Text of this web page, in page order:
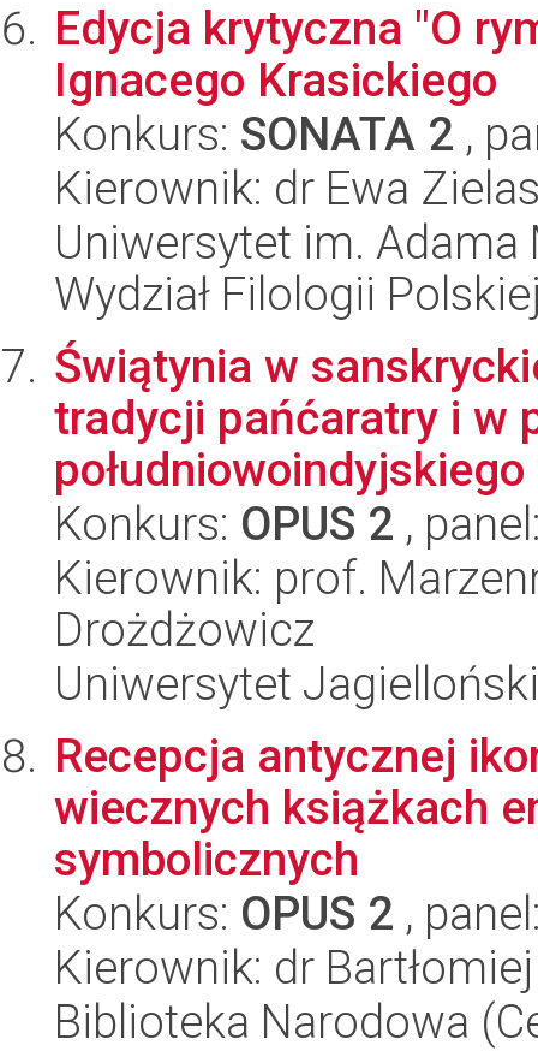
Edycja krytyczna "O
Ignacego Krasickiego
Konkurs: SONATA 2 ,
Kierownik: dr Ewa
Uniwersytet im.
Wydział Filologii
Świątynia w
tradycji pańćaratry i w
Konkurs: OPUS 2 ,
Kierownik: prof.
Drożdżowicz
Uniwersytet Jagielloński
Recepcja antycznej
wiecznych książkach
symbolicznych
Konkurs: OPUS 2 ,
Kierownik: dr
Biblioteka Narodowa